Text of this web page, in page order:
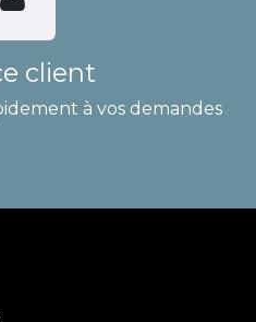
client
à vos demandes